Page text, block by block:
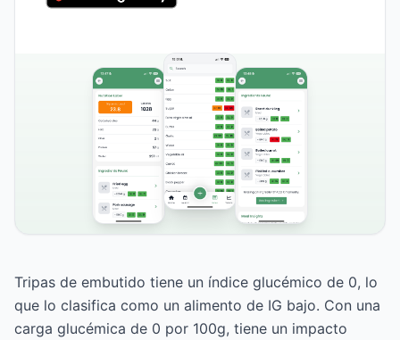
Tripas de embutido tiene un índice glucémico de 0, lo
que lo clasifica como un alimento de IG bajo. Con una
carga glucémica de 0 por 100g, tiene un impacto